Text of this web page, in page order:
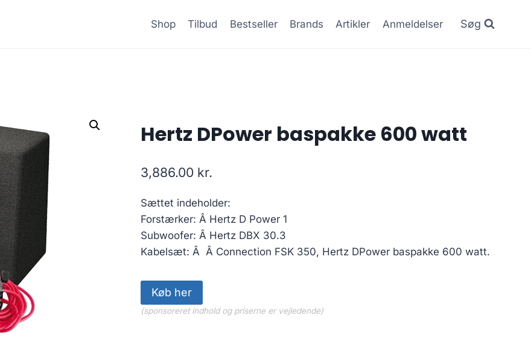
Shop Tilbud Bestseller Brands Artikler Anmeldelser Søg
Hertz DPower baspakke 600 watt
3,886.00 kr.
Sættet indeholder:
Forstærker: Â Hertz D Power 1
Subwoofer: Â Hertz DBX 30.3
Kabelsæt: Â Â Connection FSK 350, Hertz DPower baspakke 600 watt.
Køb her
(sponsoreret indhold og priserne er vejledende)